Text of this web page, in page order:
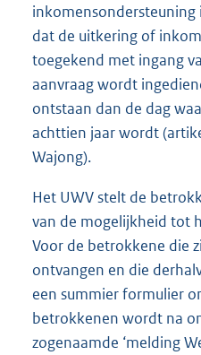
inkomensondersteuning
dat de uitkering of
toegekend met ingang
aanvraag wordt
ontstaan dan de dag
achttien jaar wordt
Wajong).
Het UWV stelt de
van de mogelijkheid tot
Voor de betrokkene die
ontvangen en die
een summier formulier
betrokkenen wordt na
zogenaamde ‘melding